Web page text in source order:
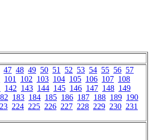
47 48 49 50 51 52 53 54 55 56 57
101 102 103 104 105 106 107 108
142 143 144 145 146 147 148 149
183 184 185 186 187 188 189 190
224 225 226 227 228 229 230 231